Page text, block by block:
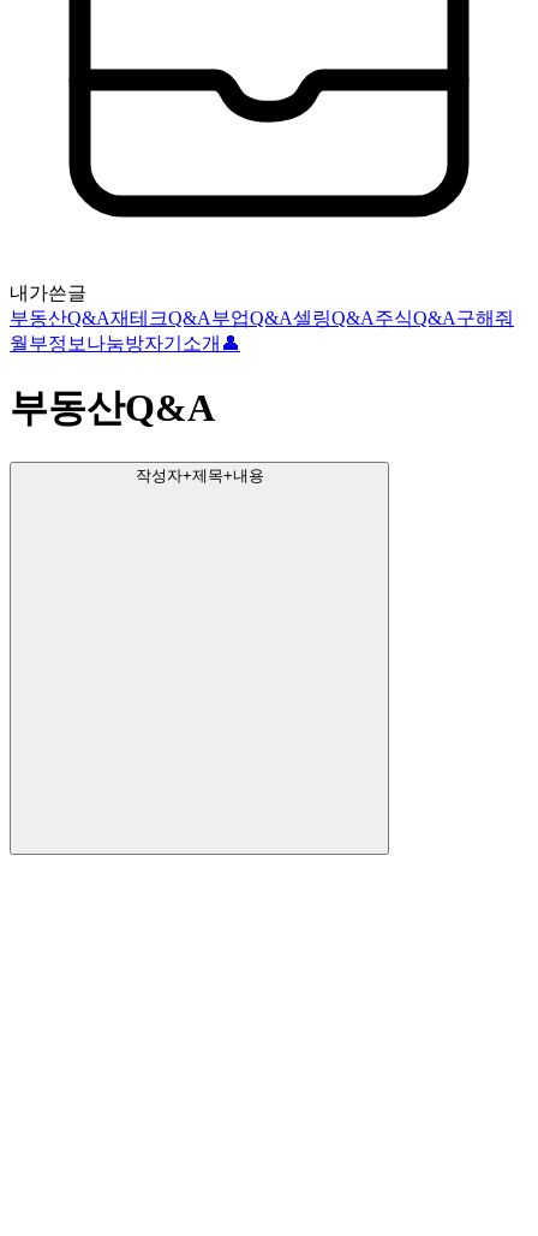
내가쓴글
부동산Q&A재테크Q&A부업Q&A셀링Q&A주식Q&A구해줘
월부정보나눔방자기소개👤
부동산Q&A
작성자+제목+내용